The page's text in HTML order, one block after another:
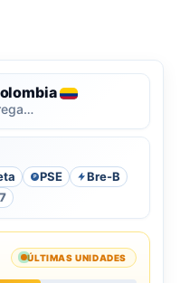
P PSE
Bre-B
ÚLTIMAS UNIDADES